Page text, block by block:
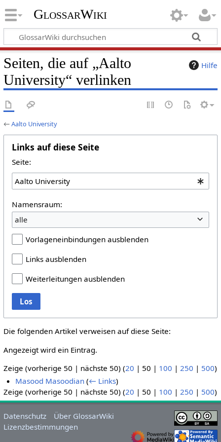
GlossarWiki
Hilfe
Seiten, die auf „Aalto
University“ verlinken
←Aalto University
Links auf diese Seite
Seite:
Namensraum:
alle
Vorlageneinbindungen ausblenden
Links ausblenden
Weiterleitungen ausblenden
Los
Die folgenden Artikel verweisen auf diese Seite:
Angezeigt wird ein Eintrag.
Zeige (vorherige 50 | nächste 50) (20 | 50 | 100 | 250 | 500)
Masood Masoodian (← Links)
Zeige (vorherige 50 | nächste 50) (20 | 50 | 100 | 250 | 500)
Datenschutz
Über GlossarWiki
Lizenzbestimmungen